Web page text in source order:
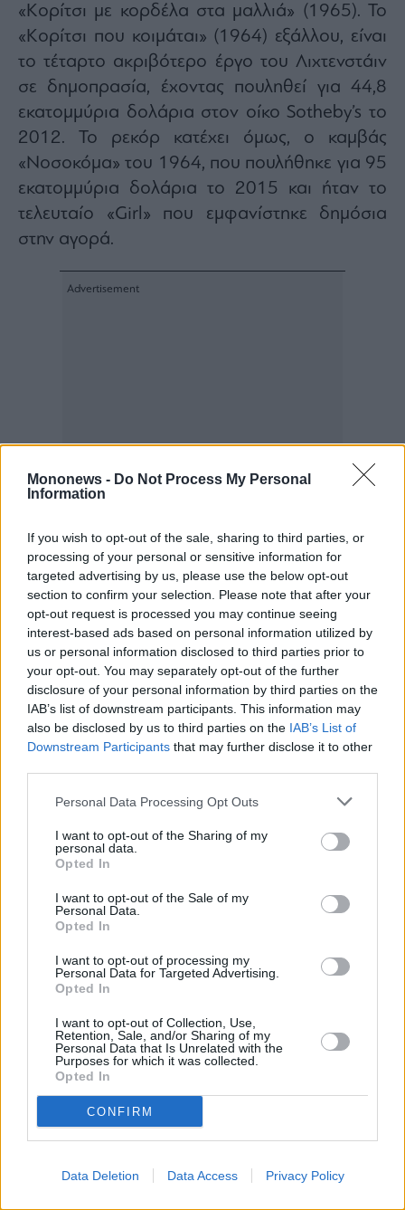
Mononews - Do Not Process My Personal
Information
If you wish to opt-out of the sale, sharing to third parties, or
processing of your personal or sensitive information for
targeted advertising by us, please use the below opt-out
section to confirm your selection. Please note that after your
opt-out request is processed you may continue seeing
interest-based ads based on personal information utilized by
us or personal information disclosed to third parties prior to
your opt-out. You may separately opt-out of the further
disclosure of your personal information by third parties on the
IAB’s list of downstream participants. This information may
also be disclosed by us to third parties on the IAB’s List of
Downstream Participants that may further disclose it to other
Personal Data Processing Opt Outs
I want to opt-out of the Sharing of my
personal data.
Opted In
I want to opt-out of the Sale of my
Personal Data.
Opted In
I want to opt-out of processing my
Personal Data for Targeted Advertising.
Opted In
I want to opt-out of Collection, Use,
Retention, Sale, and/or Sharing of my
Personal Data that Is Unrelated with the
Purposes for which it was collected.
Opted In
CONFIRM
Data Deletion Data Access Privacy Policy
«Κορίτσι με κορδέλα στα μαλλιά» (1965). Το
«Κορίτσι που κοιμάται» (1964) εξάλλου, είναι
το τέταρτο ακριβότερο έργο του Λιχτενστάιν
σε δημοπρασία, έχοντας πουληθεί για 44,8
εκατομμύρια δολάρια στον οίκο Sotheby’s το
2012. Το ρεκόρ κατέχει όμως, ο καμβάς
«Νοσοκόμα» του 1964, που πουλήθηκε για 95
εκατομμύρια δολάρια το 2015 και ήταν το
τελευταίο «Girl» που εμφανίστηκε δημόσια
στην αγορά.